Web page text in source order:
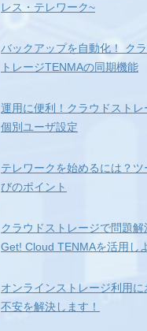
レス・テレワーク~
バックアップを自動化！ ク
トレージTENMAの同期機能
運用に便利！クラウドストレ
個別ユーザ設定
テレワークを始めるには？ツ
びのポイント
クラウドストレージで問題解
Get! Cloud TENMAを活用し
オンラインストレージ利用に
不安を解決します！